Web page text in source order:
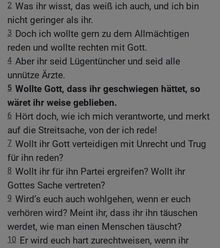
2 Was ihr wisst, das weiß ich auch, und ich bin
nicht geringer als ihr.
3 Doch ich wollte gern zu dem Allmächtigen
reden und wollte rechten mit Gott.
4 Aber ihr seid Lügentüncher und seid alle
unnütze Ärzte.
5 Wollte Gott, dass ihr geschwiegen hättet, so
wäret ihr weise geblieben.
6 Hört doch, wie ich mich verantworte, und merkt
auf die Streitsache, von der ich rede!
7 Wollt ihr Gott verteidigen mit Unrecht und Trug
für ihn reden?
8 Wollt ihr für ihn Partei ergreifen? Wollt ihr
Gottes Sache vertreten?
9 Wird’s euch auch wohlgehen, wenn er euch
verhören wird? Meint ihr, dass ihr ihn täuschen
werdet, wie man einen Menschen täuscht?
10 Er wird euch hart zurechtweisen, wenn ihr